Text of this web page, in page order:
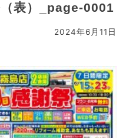
表）_page-0001
2024年6月11日